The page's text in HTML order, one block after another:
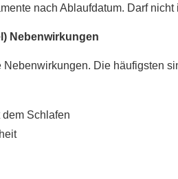
nach Ablaufdatum. Darf
Nebenwirkungen
Nebenwirkungen. Die häufigsten
dem Schlafen